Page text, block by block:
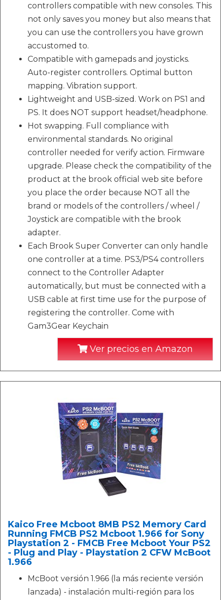
controllers compatible with new consoles. This
not only saves you money but also means that
you can use the controllers you have grown
accustomed to.
Compatible with gamepads and joysticks.
Auto-register controllers. Optimal button
mapping. Vibration support.
Lightweight and USB-sized. Work on PS1 and
PS. It does NOT support headset/headphone.
Hot swapping. Full compliance with
environmental standards. No original
controller needed for verify action. Firmware
upgrade. Please check the compatibility of the
product at the brook official web site before
you place the order because NOT all the
brand or models of the controllers / wheel /
Joystick are compatible with the brook
adapter.
Each Brook Super Converter can only handle
one controller at a time. PS3/PS4 controllers
connect to the Controller Adapter
automatically, but must be connected with a
USB cable at first time use for the purpose of
registering the controller. Come with
Gam3Gear Keychain
Ver precios en Amazon
Kaico Free Mcboot 8MB PS2 Memory Card
Running FMCB PS2 Mcboot 1.966 for Sony
Playstation 2 - FMCB Free Mcboot Your PS2
- Plug and Play - Playstation 2 CFW McBoot
1.966
McBoot versión 1.966 (la más reciente versión
lanzada) - instalación multi-región para los